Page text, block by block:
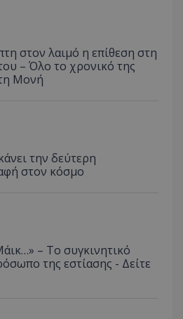
στον λαιμό η επίθεση στη
– Όλο το χρονικό της
Μονή
την δεύτερη
στον κόσμο
– Το συγκινητικό
της εστίασης - Δείτε